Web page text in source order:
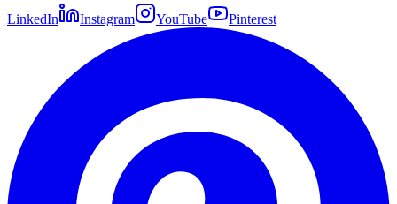
LinkedIn Instagram YouTube Pinterest